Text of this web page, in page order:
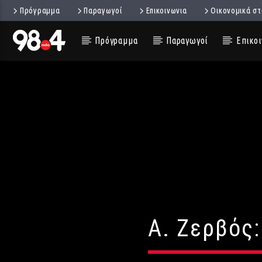
Πρόγραμμα Παραγωγοί Επικοινωνια Οικονομικά
Πρόγραμμα Παραγωγοί
Α. Ζερβός: